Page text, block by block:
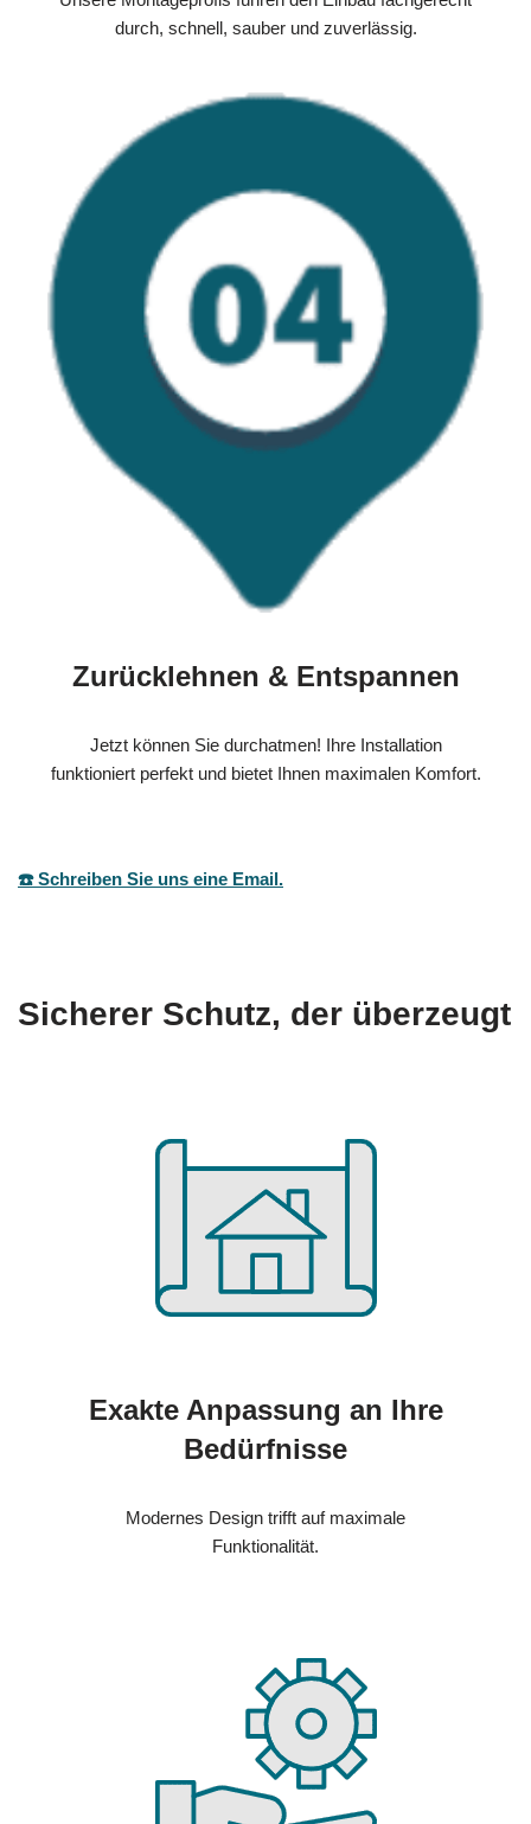
durch, schnell, sauber und zuverlässig.
Zurücklehnen & Entspannen
Jetzt können Sie durchatmen! Ihre Installation
funktioniert perfekt und bietet Ihnen maximalen Komfort.
☎️ Schreiben Sie uns eine Email.
Sicherer Schutz, der überzeugt
Exakte Anpassung an Ihre
Bedürfnisse
Modernes Design trifft auf maximale
Funktionalität.